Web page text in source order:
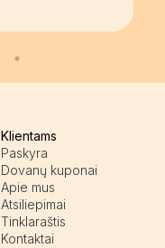
Klientams
Paskyra
Dovanų kuponai
Apie mus
Atsiliepimai
Tinklaraštis
Kontaktai